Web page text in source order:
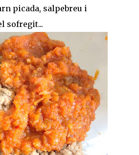
picada, salpebreu i
sofregit...